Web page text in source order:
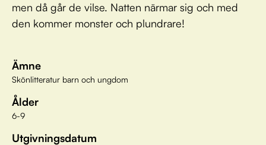
men då går de vilse. Natten närmar sig och med
den kommer monster och plundrare!
Ämne
Skönlitteratur barn och ungdom
Ålder
6-9
Utgivningsdatum